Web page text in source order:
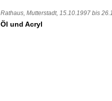
Rathaus, Mutterstadt, 15.10.1997 bis
Öl und Acryl